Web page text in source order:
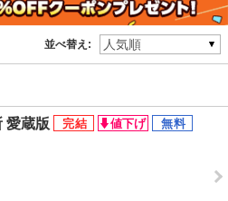
並べ替え:
愛蔵版